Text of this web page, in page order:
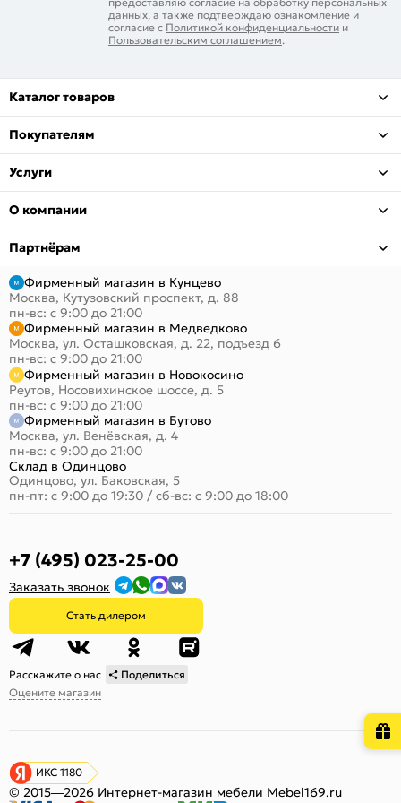
данных, а также подтверждаю ознакомление и
согласие с Политикой конфиденциальности и
Пользовательским соглашением.
Каталог товаров
Покупателям
Услуги
О компании
Партнёрам
Фирменный магазин в Кунцево
Москва, Кутузовский проспект, д. 88
пн-вс: с 9:00 до 21:00
Фирменный магазин в Медведково
Москва, ул. Осташковская, д. 22, подъезд 6
пн-вс: с 9:00 до 21:00
Фирменный магазин в Новокосино
Реутов, Носовихинское шоссе, д. 5
пн-вс: с 9:00 до 21:00
Фирменный магазин в Бутово
Москва, ул. Венёвская, д. 4
пн-вс: с 9:00 до 21:00
Склад в Одинцово
Одинцово, ул. Баковская, 5
пн-пт: с 9:00 до 19:30 / сб-вс: с 9:00 до 18:00
+7 (495) 023-25-00
Заказать звонок
Стать дилером
Расскажите о нас
Поделиться
Оцените магазин
ИКС 1180
© 2015—2026 Интернет-магазин мебели Mebel169.ru